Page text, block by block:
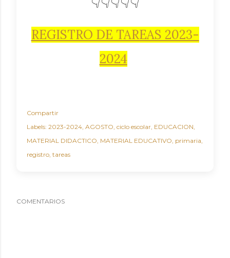
REGISTRO DE TAREAS 2023-
2024
Compartir
Labels: 2023-2024 AGOSTO ciclo escolar EDUCACION
MATERIAL DIDACTICO MATERIAL EDUCATIVO primaria
registro tareas
COMENTARIOS